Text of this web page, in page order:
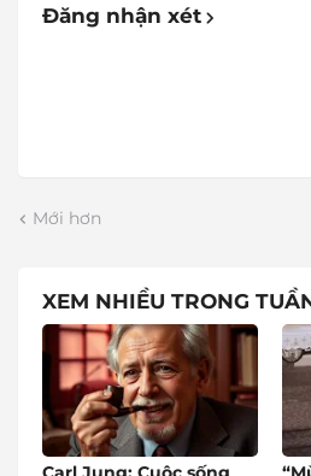
Đăng nhận xét
Mới hơn
XEM NHIỀU TRONG